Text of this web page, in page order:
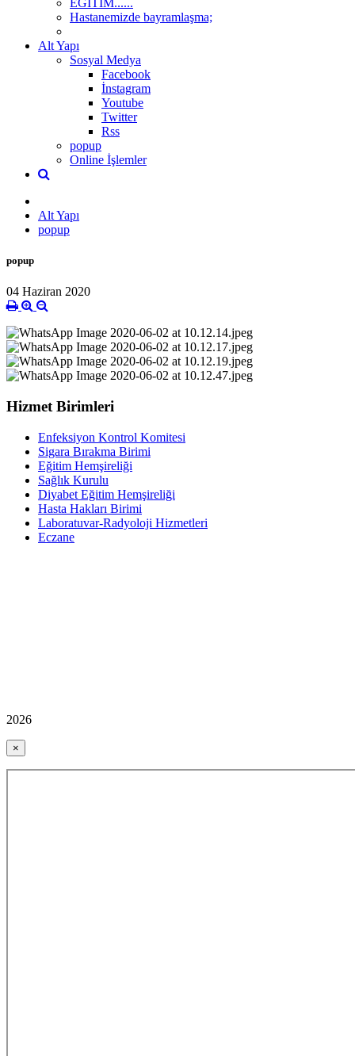
Hastanemizde bayramlaşma;
Alt Yapı
Sosyal Medya
Facebook
İnstagram
Youtube
Twitter
Rss
popup
Online İşlemler
Alt Yapı
popup
popup
04 Haziran 2020
Hizmet Birimleri
Enfeksiyon Kontrol Komitesi
Sigara Bırakma Birimi
Eğitim Hemşireliği
Sağlık Kurulu
Diyabet Eğitim Hemşireliği
Hasta Hakları Birimi
Laboratuvar-Radyoloji Hizmetleri
Eczane
2026
×